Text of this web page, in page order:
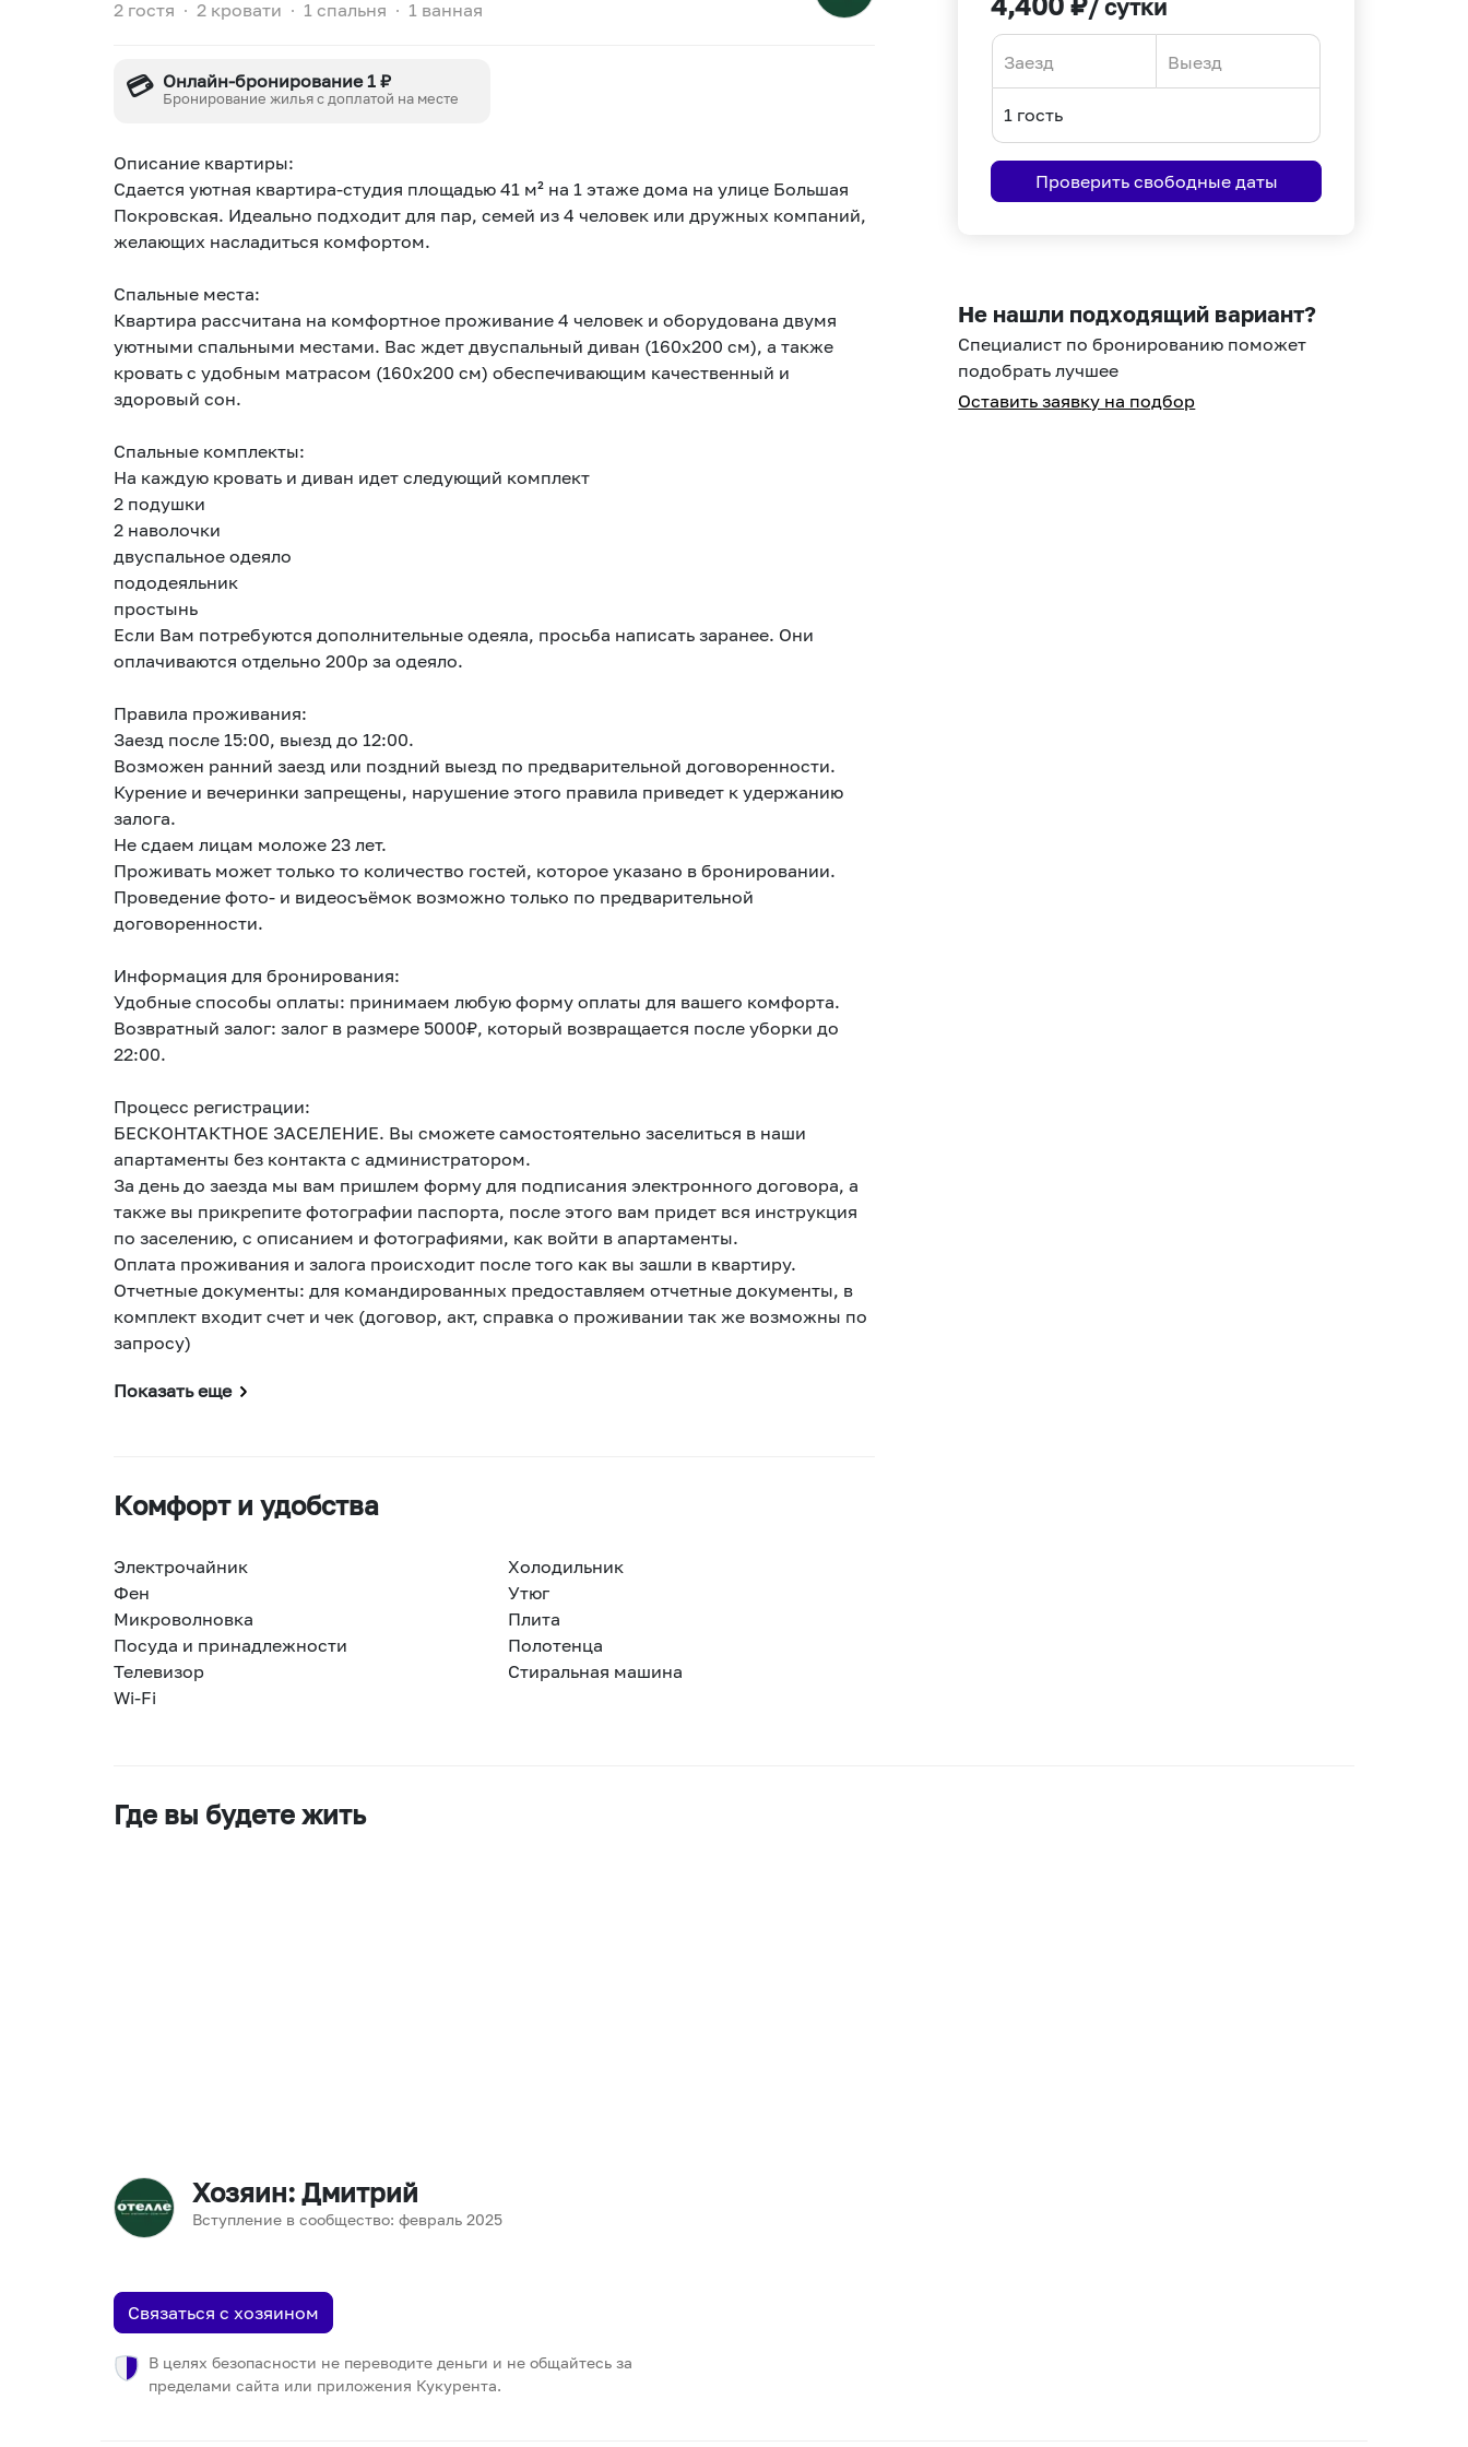
2 гостя ∙ 2 кровати ∙ 1 спальня ∙ 1 ванная
💳 Онлайн-бронирование 1 ₽
Бронирование жилья с доплатой на месте
Описание квартиры:
Сдается уютная квартира-студия площадью 41 м² на 1 этаже дома на улице Большая
Покровская. Идеально подходит для пар, семей из 4 человек или дружных компаний,
желающих насладиться комфортом.
Спальные места:
Квартира рассчитана на комфортное проживание 4 человек и оборудована двумя
уютными спальными местами. Вас ждет двуспальный диван (160x200 см), а также
кровать с удобным матрасом (160x200 см) обеспечивающим качественный и
здоровый сон.
Спальные комплекты:
На каждую кровать и диван идет следующий комплект
2 подушки
2 наволочки
двуспальное одеяло
пододеяльник
простынь
Если Вам потребуются дополнительные одеяла, просьба написать заранее. Они
оплачиваются отдельно 200р за одеяло.
Правила проживания:
Заезд после 15:00, выезд до 12:00.
Возможен ранний заезд или поздний выезд по предварительной договоренности.
Курение и вечеринки запрещены, нарушение этого правила приведет к удержанию
залога.
Не сдаем лицам моложе 23 лет.
Проживать может только то количество гостей, которое указано в бронировании.
Проведение фото- и видеосъёмок возможно только по предварительной
договоренности.
Информация для бронирования:
Удобные способы оплаты: принимаем любую форму оплаты для вашего комфорта.
Возвратный залог: залог в размере 5000₽, который возвращается после уборки до
22:00.
Процесс регистрации:
БЕСКОНТАКТНОЕ ЗАСЕЛЕНИЕ. Вы сможете самостоятельно заселиться в наши
апартаменты без контакта с администратором.
За день до заезда мы вам пришлем форму для подписания электронного договора, а
также вы прикрепите фотографии паспорта, после этого вам придет вся инструкция
по заселению, с описанием и фотографиями, как войти в апартаменты.
Оплата проживания и залога происходит после того как вы зашли в квартиру.
Отчетные документы: для командированных предоставляем отчетные документы, в
комплект входит счет и чек (договор, акт, справка о проживании так же возможны по
запросу)
Показать еще
Комфорт и удобства
Электрочайник
Холодильник
Фен
Утюг
Микроволновка
Плита
Посуда и принадлежности
Полотенца
Телевизор
Стиральная машина
Wi-Fi
/ сутки
forward
interact
with
select
a
date.
the
interact
with
select
a
the
Проверить свободные даты
Не нашли подходящий вариант?
Специалист по бронированию поможет
подобрать лучшее
Оставить заявку на подбор
Где вы будете жить
Хозяин: Дмитрий
Вступление в сообщество: февраль 2025
Связаться с хозяином
В целях безопасности не переводите деньги и не общайтесь за
пределами сайта или приложения Кукурента.